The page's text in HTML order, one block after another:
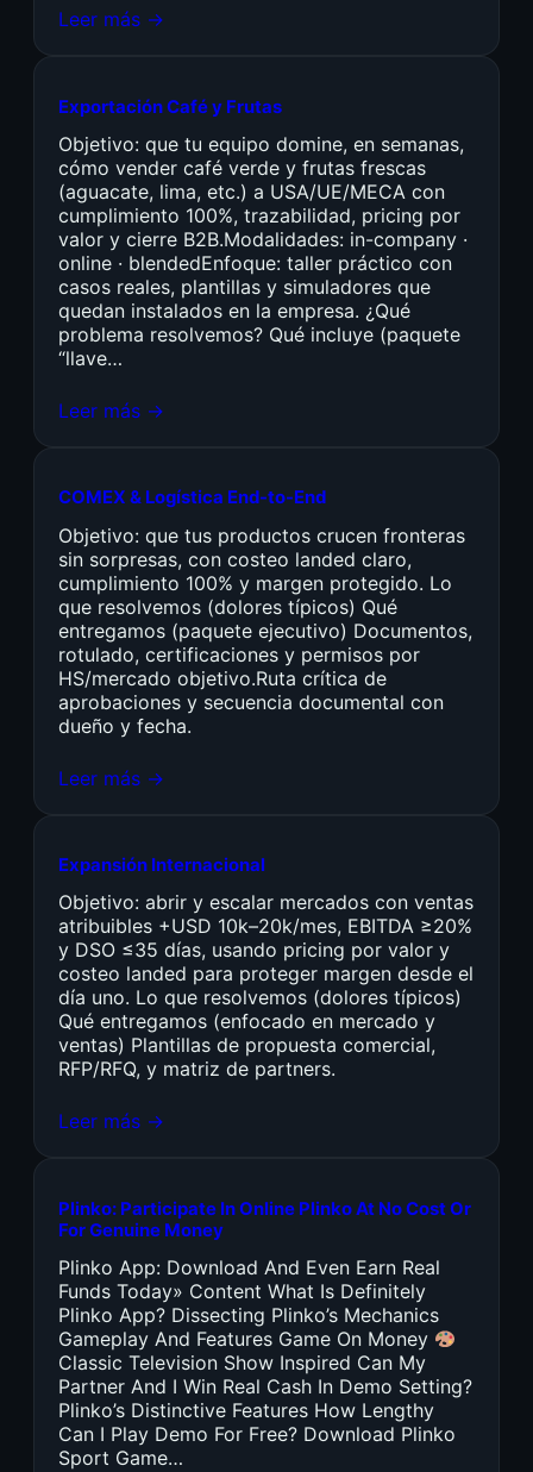
Leer más →
Exportación Café y Frutas
Objetivo: que tu equipo domine, en semanas,
cómo vender café verde y frutas frescas
(aguacate, lima, etc.) a USA/UE/MECA con
cumplimiento 100%, trazabilidad, pricing por
valor y cierre B2B.Modalidades: in-company ·
online · blendedEnfoque: taller práctico con
casos reales, plantillas y simuladores que
quedan instalados en la empresa. ¿Qué
problema resolvemos? Qué incluye (paquete
“llave…
Leer más →
COMEX & Logística End-to-End
Objetivo: que tus productos crucen fronteras
sin sorpresas, con costeo landed claro,
cumplimiento 100% y margen protegido. Lo
que resolvemos (dolores típicos) Qué
entregamos (paquete ejecutivo) Documentos,
rotulado, certificaciones y permisos por
HS/mercado objetivo.Ruta crítica de
aprobaciones y secuencia documental con
dueño y fecha.
Leer más →
Expansión Internacional
Objetivo: abrir y escalar mercados con ventas
atribuibles +USD 10k–20k/mes, EBITDA ≥20%
y DSO ≤35 días, usando pricing por valor y
costeo landed para proteger margen desde el
día uno. Lo que resolvemos (dolores típicos)
Qué entregamos (enfocado en mercado y
ventas) Plantillas de propuesta comercial,
RFP/RFQ, y matriz de partners.
Leer más →
Plinko: Participate In Online Plinko At No Cost Or
For Genuine Money
Plinko App: Download And Even Earn Real
Funds Today» Content What Is Definitely
Plinko App? Dissecting Plinko’s Mechanics
Gameplay And Features Game On Money
Classic Television Show Inspired Can My
Partner And I Win Real Cash In Demo Setting?
Plinko’s Distinctive Features How Lengthy
Can I Play Demo For Free? Download Plinko
Sport Game…